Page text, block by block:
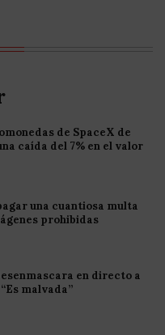
de SpaceX de
caída del 7% en el valor
una cuantiosa multa
prohibidas
en directo a
malvada”